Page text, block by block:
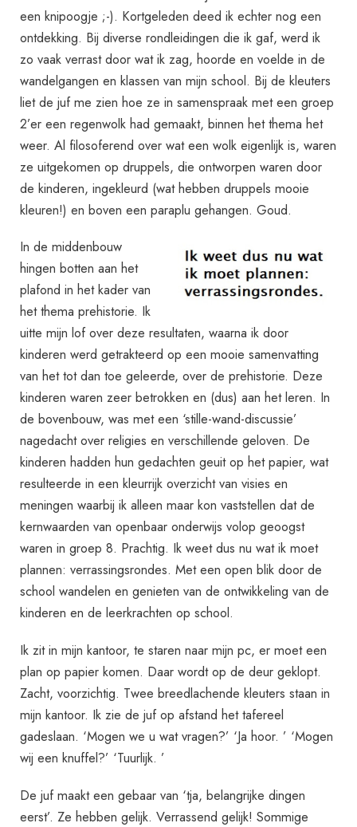
een knipoogje ;-). Kortgeleden deed ik echter nog een
ontdekking. Bij diverse rondleidingen die ik gaf, werd ik
zo vaak verrast door wat ik zag, hoorde en voelde in de
wandelgangen en klassen van mijn school. Bij de kleuters
liet de juf me zien hoe ze in samenspraak met een groep
2’er een regenwolk had gemaakt, binnen het thema het
weer. Al filosoferend over wat een wolk eigenlijk is, waren
ze uitgekomen op druppels, die ontworpen waren door
de kinderen, ingekleurd (wat hebben druppels mooie
kleuren!) en boven een paraplu gehangen. Goud.
In de middenbouw
hingen botten aan het
plafond in het kader van
het thema prehistorie. Ik
uitte mijn lof over deze resultaten, waarna ik door
kinderen werd getrakteerd op een mooie samenvatting
van het tot dan toe geleerde, over de prehistorie. Deze
kinderen waren zeer betrokken en (dus) aan het leren. In
de bovenbouw, was met een ‘stille-wand-discussie’
nagedacht over religies en verschillende geloven. De
kinderen hadden hun gedachten geuit op het papier, wat
resulteerde in een kleurrijk overzicht van visies en
meningen waarbij ik alleen maar kon vaststellen dat de
kernwaarden van openbaar onderwijs volop geoogst
waren in groep 8. Prachtig. Ik weet dus nu wat ik moet
plannen: verrassingsrondes. Met een open blik door de
school wandelen en genieten van de ontwikkeling van de
kinderen en de leerkrachten op school.
Ik zit in mijn kantoor, te staren naar mijn pc, er moet een
plan op papier komen. Daar wordt op de deur geklopt.
Zacht, voorzichtig. Twee breedlachende kleuters staan in
mijn kantoor. Ik zie de juf op afstand het tafereel
gadeslaan. ‘Mogen we u wat vragen?’ ‘Ja hoor. ’ ‘Mogen
wij een knuffel?’ ‘Tuurlijk. ’
De juf maakt een gebaar van ‘tja, belangrijke dingen
eerst’. Ze hebben gelijk. Verrassend gelijk! Sommige